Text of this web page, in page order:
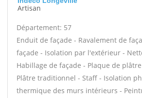
Artisan
Département: 57
Enduit de façade - Ravalement de
façade - Isolation par l'extérieur -
Habillage de façade - Plaque de
Plâtre traditionnel - Staff - Isolation
thermique des murs intérieurs -